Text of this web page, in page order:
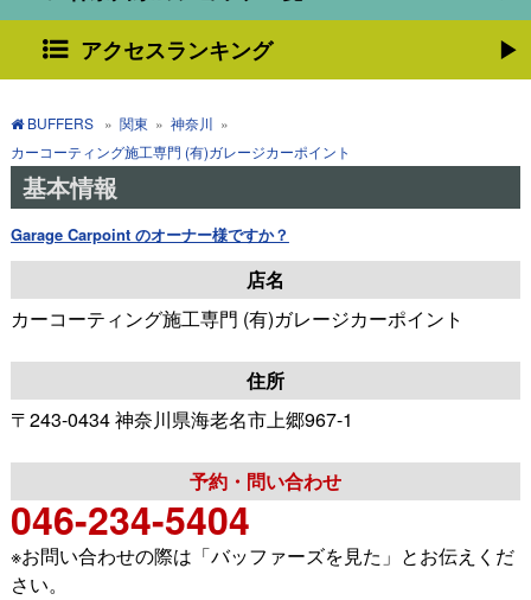
アクセスランキング
BUFFERS » 関東 » 神奈川 »
カーコーティング施工専門 (有)ガレージカーポイント
基本情報
Garage Carpoint のオーナー様ですか？
店名
カーコーティング施工専門 (有)ガレージカーポイント
住所
〒243-0434 神奈川県海老名市上郷967-1
予約・問い合わせ
046-234-5404
※お問い合わせの際は「バッファーズを見た」とお伝えくだ
さい。